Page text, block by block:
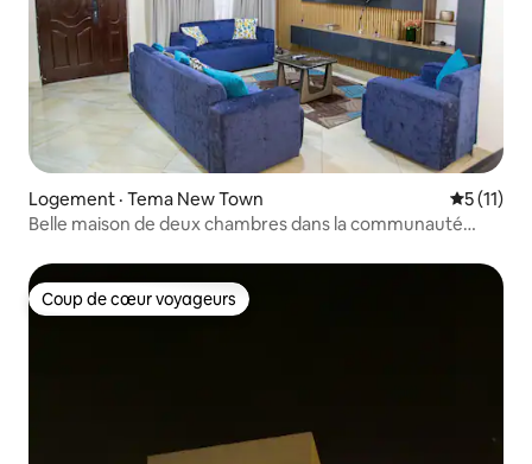
Logement · Tema New Town Note
5 (11)
Belle maison de deux chambres dans la communauté
Coup de cœur voyageurs
Coup de cœur voyageurs